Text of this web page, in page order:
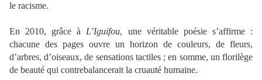
le racisme.
En 2010, grâce à L’Iguifou, une véritable poésie s’affirme :
chacune des pages ouvre un horizon de couleurs, de fleurs,
d’arbres, d’oiseaux, de sensations tactiles ; en somme, un florilège
de beauté qui contrebalancerait la cruauté humaine.